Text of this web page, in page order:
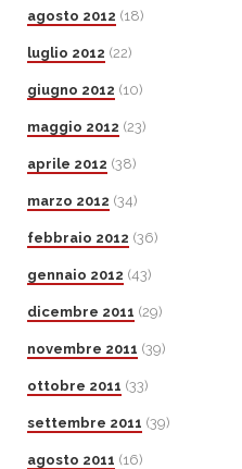
agosto 2012 (18)
luglio 2012 (22)
giugno 2012 (10)
maggio 2012 (23)
aprile 2012 (38)
marzo 2012 (34)
febbraio 2012 (36)
gennaio 2012 (43)
dicembre 2011 (29)
novembre 2011 (39)
ottobre 2011 (33)
settembre 2011 (39)
agosto 2011 (16)